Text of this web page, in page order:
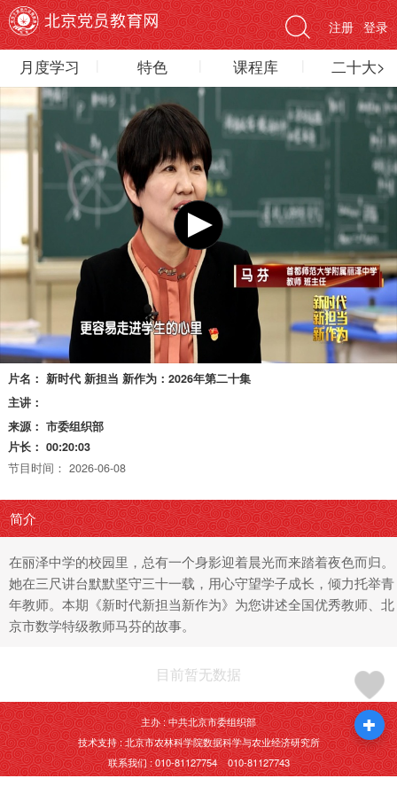
登录
注册
月度学习 特色 课程库 二十大>
片名： 新时代 新担当 新作为：2026年第二十集
主讲：
来源： 市委组织部
片长： 00:20:03
节目时间： 2026-06-08
简介
在丽泽中学的校园里，总有一个身影迎着晨光而来踏着夜色而归。
她在三尺讲台默默坚守三十一载，用心守望学子成长，倾力托举青
年教师。本期《新时代新担当新作为》为您讲述全国优秀教师、北
京市数学特级教师马芬的故事。
目前暂无数据
主办 : 中共北京市委组织部
技术支持 : 北京市农林科学院数据科学与农业经济研究所
联系我们 : 010-81127754 010-81127743